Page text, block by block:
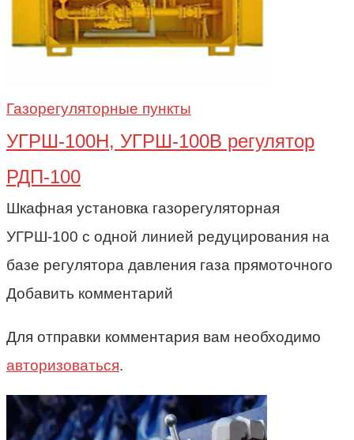
Газорегуляторные пункты
УГРШ-100Н, УГРШ-100В регулятор
РДП-100
Шкафная установка газорегуляторная
УГРШ-100 с одной линией редуцирования на
базе регулятора давления газа прямоточного
Добавить комментарий
Для отправки комментария вам необходимо
авторизоваться.